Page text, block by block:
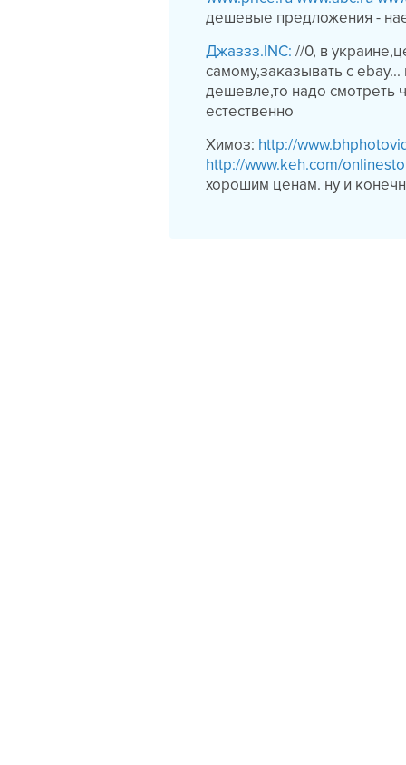
дешевые предложения -
Джаззз.INC: //0, в
самому,заказывать с
дешевле,то надо смотреть
естественно
Xимоз: http://
http://www.keh.com/
хорошим ценам. ну и